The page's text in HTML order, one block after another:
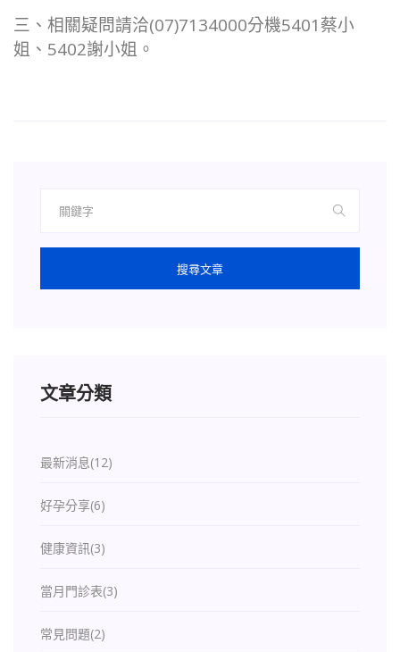
三、相關疑問請洽(07)7134000分機5401蔡小
姐、5402謝小姐。
搜尋文章
文章分類
最新消息(12)
好孕分享(6)
健康資訊(3)
當月門診表(3)
常見問題(2)